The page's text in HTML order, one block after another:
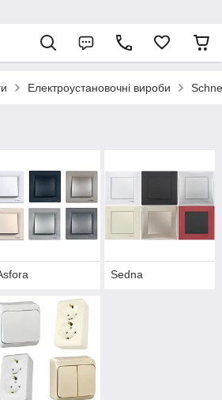
Електроустановочні вироби
Sedna